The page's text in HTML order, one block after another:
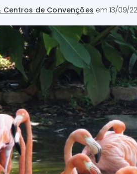
Centros de Convenções em13/09/